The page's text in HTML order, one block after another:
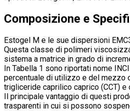
Composizione e
Estogel M e le sue dispersioni
Questa classe di polimeri
sistema a matrice in grado di
In Tabella 1 sono riportati nome
percentuale di utilizzo e del mezzo
trigliceride caprilico caprico (CCT) e
Il principale vantaggio di questi
trasparenti in cui si possono